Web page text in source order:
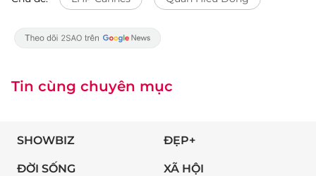
Tin cùng chuyên mục
SHOWBIZ ĐẸP+
ĐỜI SỐNG XÃ HỘI